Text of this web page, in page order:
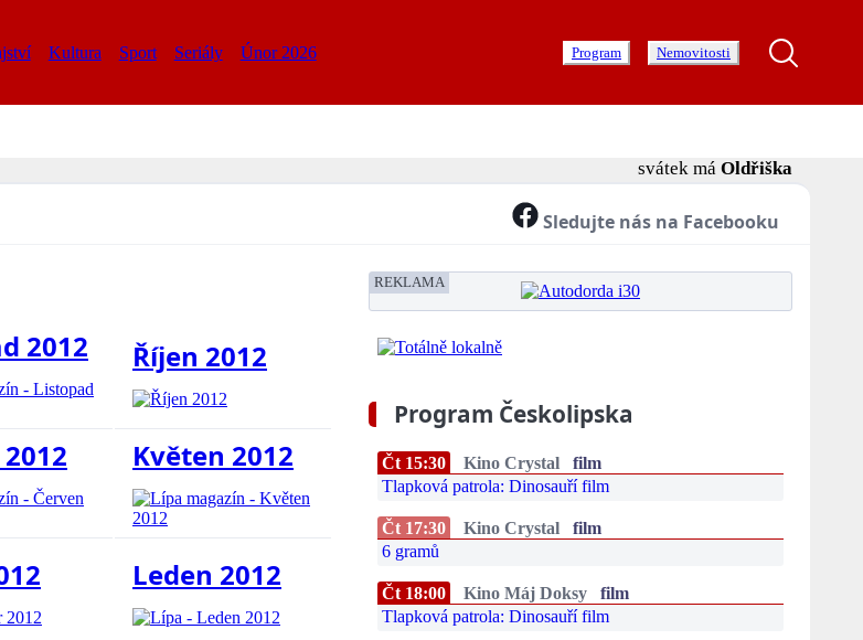
Kultura Sport Seriály Únor 2026 Program Nemovitosti
svátek má Oldřiška
Sledujte nás na Facebooku
2012 Říjen 2012
Květen 2012
Leden 2012
REKLAMA
Program Českolipska
Čt 15:30 Kino Crystal
film
Tlapková patrola: Dinosauří film
Čt 17:30 Kino Crystal
film
6 gramů
Čt 18:00 Kino Máj Doksy
film
Tlapková patrola: Dinosauří film